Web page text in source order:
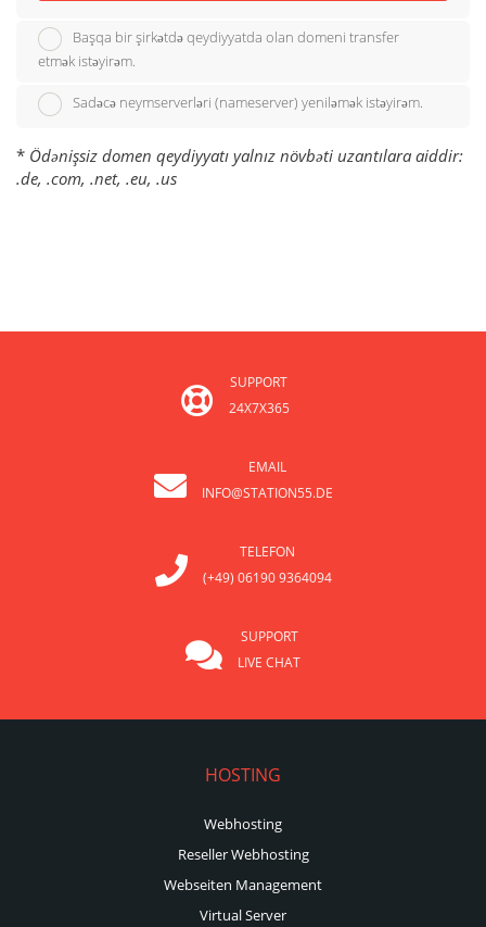
Başqa bir şirkətdə qeydiyyatda olan domeni transfer
etmək istəyirəm.
Sadəcə neymserverləri (nameserver) yeniləmək istəyirəm.
* Ödənişsiz domen qeydiyyatı yalnız növbəti uzantılara aiddir:
.de, .com, .net, .eu, .us
SUPPORT
24X7X365
EMAIL
INFO@STATION55.DE
TELEFON
(+49) 06190 9364094
SUPPORT
LIVE CHAT
HOSTING
Webhosting
Reseller Webhosting
Webseiten Management
Virtual Server